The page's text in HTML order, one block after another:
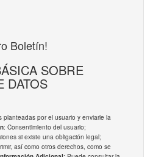
Boletín!
SOBRE
DATOS
planteadas por el usuario y enviarle la
: Consentimiento del usuario;
si existe una obligación legal;
así como otros derechos, como se